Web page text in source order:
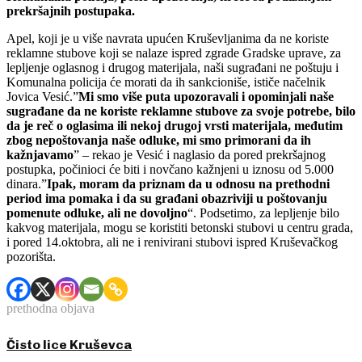
prekršajnih postupaka.
Apel, koji je u više navrata upućen Kruševljanima da ne koriste
reklamne stubove koji se nalaze ispred zgrade Gradske uprave, za
lepljenje oglasnog i drugog materijala, naši sugrađani ne poštuju i
Komunalna policija će morati da ih sankcioniše, ističe načelnik
Jovica Vesić.”Mi smo više puta upozoravali i opominjali naše
sugrađane da ne koriste reklamne stubove za svoje potrebe, bilo
da je reč o oglasima ili nekoj drugoj vrsti materijala, međutim
zbog nepoštovanja naše odluke, mi smo primorani da ih
kažnjavamo” – rekao je Vesić i naglasio da pored prekršajnog
postupka, počinioci će biti i novčano kažnjeni u iznosu od 5.000
dinara.”Ipak, moram da priznam da u odnosu na prethodni
period ima pomaka i da su građani obazriviji u poštovanju
pomenute odluke, ali ne dovoljno“. Podsetimo, za lepljenje bilo
kakvog materijala, mogu se koristiti betonski stubovi u centru grada,
i pored 14.oktobra, ali ne i renivirani stubovi ispred Kruševačkog
pozorišta.
prethodna objava
Čisto lice Kruševca